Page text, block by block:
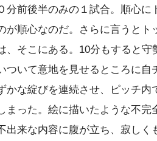
前後半のみの１試合。順心に
順心なのだ。さらに言うとト
そこにある。10分もすると守
いて意地を見せるところに自
な綻びを連続させ、ピッチ内
った。絵に描いたような不完
来な内容に腹が立ち、寂しく